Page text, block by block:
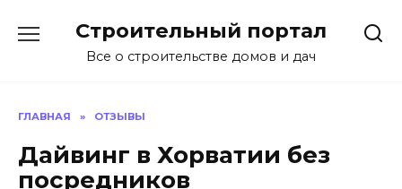
содержанию
Строительный портал
Все о строительстве домов и дач
ГЛАВНАЯ » ОТЗЫВЫ
Дайвинг в Хорватии без
посредников